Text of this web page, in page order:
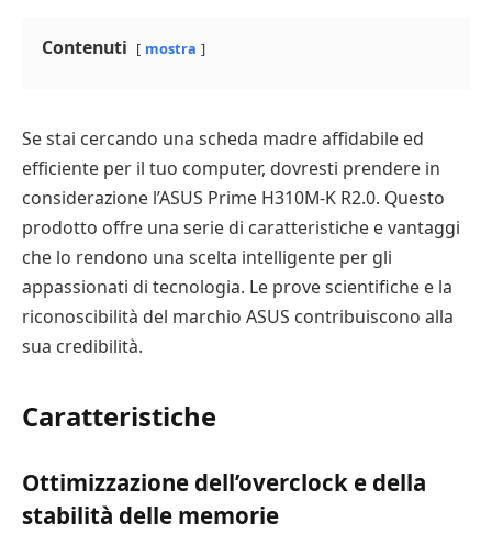
Contenuti mostra
Se stai cercando una scheda madre affidabile ed
efficiente per il tuo computer, dovresti prendere in
considerazione l’ASUS Prime H310M-K R2.0. Questo
prodotto offre una serie di caratteristiche e vantaggi
che lo rendono una scelta intelligente per gli
appassionati di tecnologia. Le prove scientifiche e la
riconoscibilità del marchio ASUS contribuiscono alla
sua credibilità.
Caratteristiche
Ottimizzazione dell’overclock e della
stabilità delle memorie